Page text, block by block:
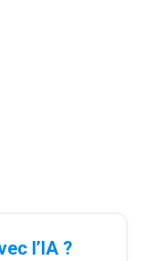
l’IA ?